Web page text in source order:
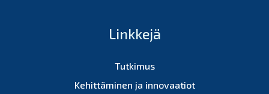
Linkkejä
Tutkimus
Kehittäminen ja innovaatiot